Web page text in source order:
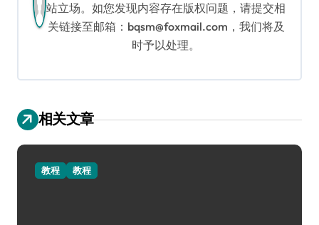
站立场。如您发现内容存在版权问题，请提交相
关链接至邮箱：bqsm@foxmail.com，我们将及
时予以处理。
相关文章
教程 教程